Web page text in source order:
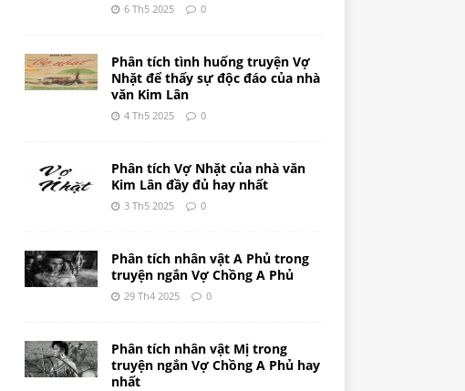
6 Th5 2025 0
Phân tích tình huống truyện Vợ
Nhặt để thấy sự độc đáo của nhà
văn Kim Lân
4 Th5 2025 0
Phân tích Vợ Nhặt của nhà văn
Kim Lân đầy đủ hay nhất
3 Th5 2025 0
Phân tích nhân vật A Phủ trong
truyện ngắn Vợ Chồng A Phủ
29 Th4 2025 0
Phân tích nhân vật Mị trong
truyện ngắn Vợ Chồng A Phủ hay
nhất